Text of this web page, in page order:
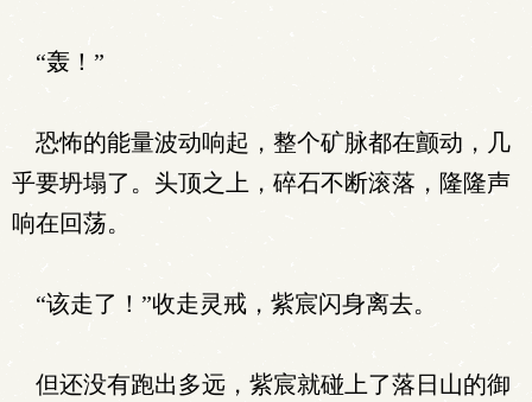
“轰！”
恐怖的能量波动响起，整个矿脉都在颤动，几
乎要坍塌了。头顶之上，碎石不断滚落，隆隆声
响在回荡。
“该走了！”收走灵戒，紫宸闪身离去。
但还没有跑出多远，紫宸就碰上了落日山的御